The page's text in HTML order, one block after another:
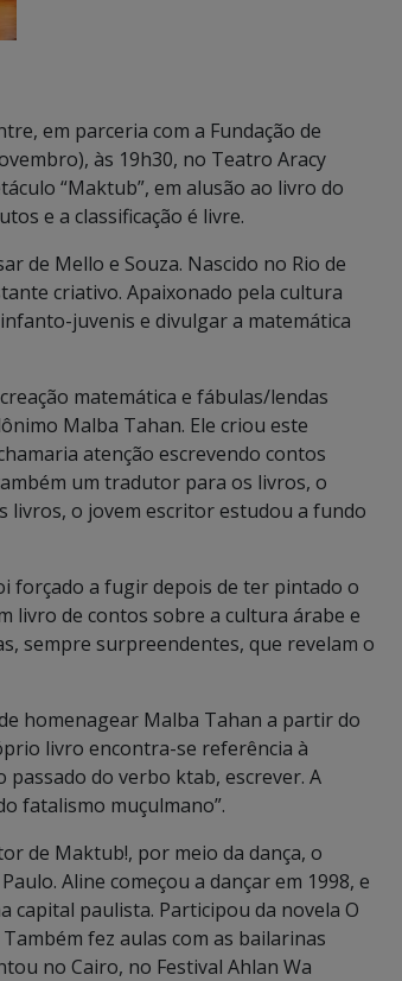
em parceria com a Fundação de
às 19h30, no Teatro Aracy
“Maktub”, em alusão ao livro do
e a classificação é livre.
de Mello e Souza. Nascido no Rio de
criativo. Apaixonado pela cultura
juvenis e divulgar a matemática
matemática e fábulas/lendas
Malba Tahan. Ele criou este
atenção escrevendo contos
um tradutor para os livros, o
livros, o jovem escritor estudou a fundo
forçado a fugir depois de ter pintado o
livro de contos sobre a cultura árabe e
sempre surpreendentes, que revelam o
homenagear Malba Tahan a partir do
livro encontra-se referência à
do verbo ktab, escrever. A
fatalismo muçulmano”.
de Maktub!, por meio da dança, o
Aline começou a dançar em 1998, e
capital paulista. Participou da novela O
fez aulas com as bailarinas
no Cairo, no Festival Ahlan Wa